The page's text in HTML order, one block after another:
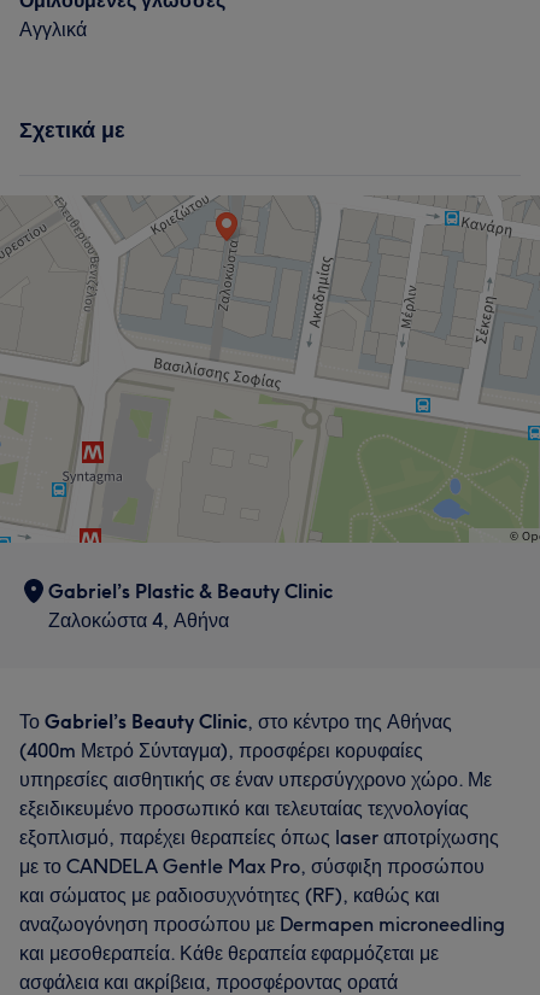
Αγγλικά
Σχετικά με
Gabriel’s Plastic & Beauty Clinic
Ζαλοκώστα 4, Αθήνα
Το Gabriel’s Beauty Clinic, στο κέντρο της Αθήνας
(400m Μετρό Σύνταγμα), προσφέρει κορυφαίες
υπηρεσίες αισθητικής σε έναν υπερσύγχρονο χώρο. Με
εξειδικευμένο προσωπικό και τελευταίας τεχνολογίας
εξοπλισμό, παρέχει θεραπείες όπως laser αποτρίχωσης
με το CANDELA Gentle Max Pro, σύσφιξη προσώπου
και σώματος με ραδιοσυχνότητες (RF), καθώς και
αναζωογόνηση προσώπου με Dermapen microneedling
και μεσοθεραπεία. Κάθε θεραπεία εφαρμόζεται με
ασφάλεια και ακρίβεια, προσφέροντας ορατά